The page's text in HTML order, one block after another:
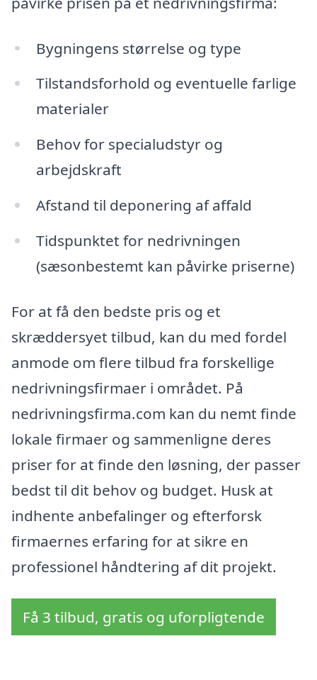
Bygningens størrelse og type
Tilstandsforhold og eventuelle farlige
materialer
Behov for specialudstyr og
arbejdskraft
Afstand til deponering af affald
Tidspunktet for nedrivningen
(sæsonbestemt kan påvirke priserne)
For at få den bedste pris og et
skræddersyet tilbud, kan du med fordel
anmode om flere tilbud fra forskellige
nedrivningsfirmaer i området. På
nedrivningsfirma.com kan du nemt finde
lokale firmaer og sammenligne deres
priser for at finde den løsning, der passer
bedst til dit behov og budget. Husk at
indhente anbefalinger og efterforsk
firmaernes erfaring for at sikre en
professionel håndtering af dit projekt.
Få 3 tilbud, gratis og uforpligtende